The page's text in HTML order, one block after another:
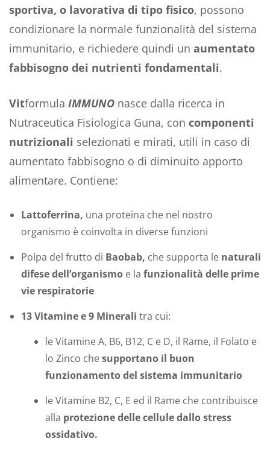
sportiva, o lavorativa di tipo fisico, possono
condizionare la normale funzionalità del sistema
immunitario, e richiedere quindi un aumentato
fabbisogno dei nutrienti fondamentali.
Vitformula IMMUNO nasce dalla ricerca in
Nutraceutica Fisiologica Guna, con componenti
nutrizionali selezionati e mirati, utili in caso di
aumentato fabbisogno o di diminuito apporto
alimentare. Contiene:
Lattoferrina, una proteina che nel nostro
organismo è coinvolta in diverse funzioni
Polpa del frutto di Baobab, che supporta le naturali
difese dell’organismo e la funzionalità delle prime
vie respiratorie
13 Vitamine e 9 Minerali tra cui:
le Vitamine A, B6, B12, C e D, il Rame, il Folato e
lo Zinco chesupportano il buon
funzionamento del sistema immunitario
le Vitamine B2, C, E ed il Rame che contribuisce
alla protezione delle cellule dallo stress
ossidativo.